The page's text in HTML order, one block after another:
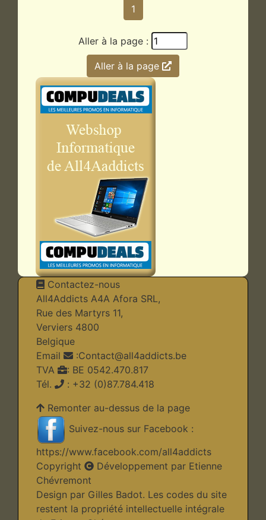
1
Aller à la page :
Aller à la page
Contactez-nous
All4Addicts A4A Afora SRL,
Rue des Martyrs 11,
Verviers 4800
Belgique
Email
:Contact@all4addicts.be
TVA
: BE 0542.470.817
Tél.
: +32 (0)87.784.418
Remonter au-dessus de la page
Suivez-nous sur Facebook :
https://www.facebook.com/all4addicts
Copyright
Développement par Etienne
Chévremont
Design par Gilles Badot. Les codes du site
restent la propriété intellectuelle intégrale